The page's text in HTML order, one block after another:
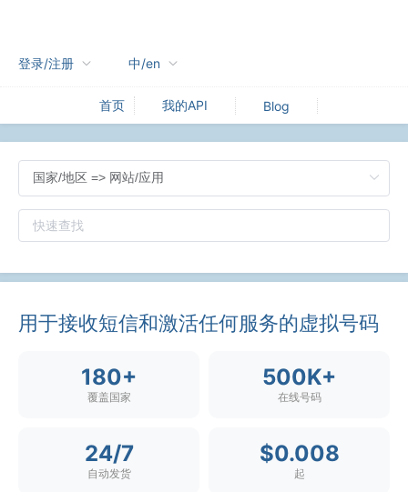
登录/注册 中/en
首页 我的API Blog
用于接收短信和激活任何服务的虚拟号码
180+
覆盖国家
500K+
在线号码
24/7
自动发货
$0.008
起